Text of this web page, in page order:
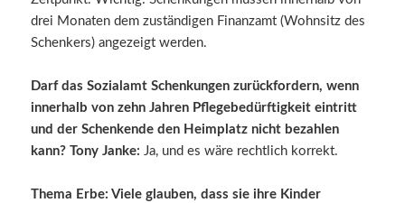
drei Monaten dem zuständigen Finanzamt (Wohnsitz des
Schenkers) angezeigt werden.
Darf das Sozialamt Schenkungen zurückfordern, wenn
innerhalb von zehn Jahren Pflegebedürftigkeit eintritt
und der Schenkende den Heimplatz nicht bezahlen
kann? Tony Janke:Ja, und es wäre rechtlich korrekt.
Thema Erbe: Viele glauben, dass sie ihre Kinder